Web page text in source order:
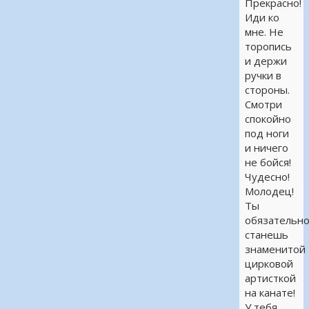
Прекрасно!
Иди ко
мне. Не
торопись
и держи
ручки в
стороны.
Смотри
спокойно
под ноги
и ничего
не бойся!
Чудесно!
Молодец!
Ты
станешь
знаменитой
цирковой
артисткой
на канате!